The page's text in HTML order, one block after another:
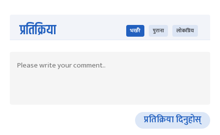
प्रतिक्रिया भर्खरै पुराना लोकप्रिय
प्रतिक्रिया दिनुहोस्